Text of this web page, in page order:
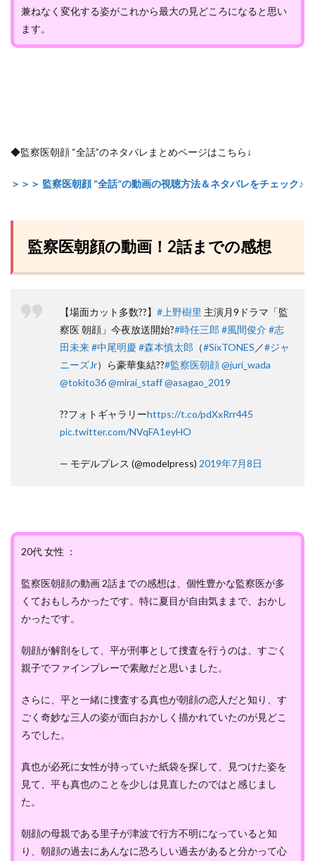
兼ねなく変化する姿がこれから最大の見どころになると思い
ます。
◆監察医朝顔 “全話”のネタバレまとめページはこちら↓
＞＞＞ 監察医朝顔 “全話”の動画の視聴方法＆ネタバレをチェック♪
監察医朝顔の動画！2話までの感想
【場面カット多数??】 #上野樹里 主演月9ドラマ「監
察医 朝顔」今夜放送開始?#時任三郎 #風間俊介 #志
田未来#中尾明慶 #森本慎太郎 （#SixTONES ／#ジャ
ニーズJr）ら豪華集結??#監察医朝顔@juri_wada
@tokito36@mirai_staff@asagao_2019
??フォトギャラリーhttps://t.co/pdXxRrr445
pic.twitter.com/NVqFA1eyHO
— モデルプレス (@modelpress) 2019年7月8日
20代 女性 ：
監察医朝顔の動画 2話までの感想は、個性豊かな監察医が多
くておもしろかったです。特に夏目が自由気ままで、おかし
かったです。
朝顔が解剖をして、平が刑事として捜査を行うのは、すごく
親子でファインプレーで素敵だと思いました。
さらに、平と一緒に捜査する真也が朝顔の恋人だと知り、す
ごく奇妙な三人の姿が面白おかしく描かれていたのが見どこ
ろでした。
真也が必死に女性が持っていた紙袋を探して、見つけた姿を
見て、平も真也のことを少しは見直したのではと感じまし
た。
朝顔の母親である里子が津波で行方不明になっていると知
り、朝顔の過去にあんなに恐ろしい過去があると分かって心